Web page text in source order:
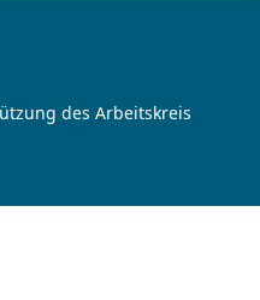
des Arbeitskreis